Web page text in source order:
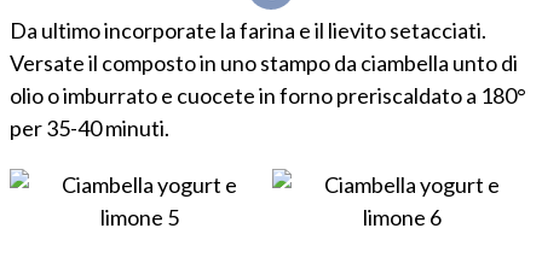
Da ultimo incorporate la farina e il lievito setacciati.
Versate il composto in uno stampo da ciambella unto di
olio o imburrato e cuocete in forno preriscaldato a 180°
per 35-40 minuti.